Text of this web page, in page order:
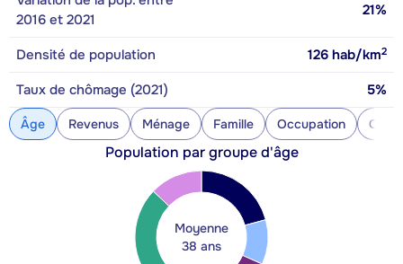
2016 et 2021
21%
Densité de population 126 hab/km2
Taux de chômage (2021) 5%
Âge Revenus Ménage Famille Occupation
Population par groupe d'âge
Moyenne
38 ans